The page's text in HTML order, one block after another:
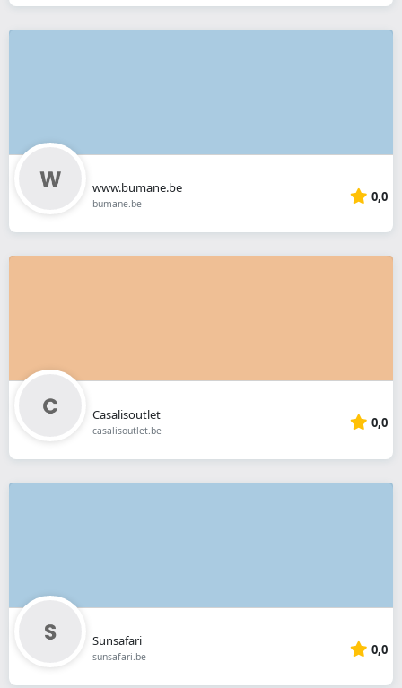
www.bumane.be
bumane.be 0,0
Casalisoutlet
casalisoutlet.be 0,0
Sunsafari
sunsafari.be 0,0